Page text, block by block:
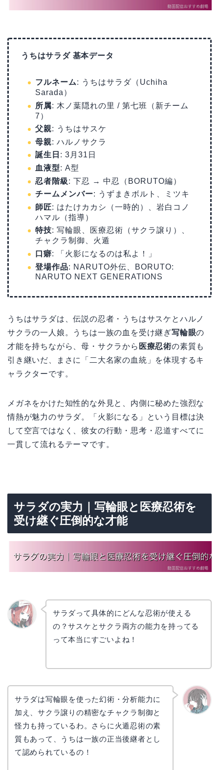
うちはサラダ 基本データ
フルネーム: うちはサラダ（Uchiha
Sarada）
所属: 木ノ葉隠れの里 / 第七班（新チーム
7）
父親: うちはサスケ
母親: ハルノサクラ
誕生日 : 3月31日
血液型: A型
忍者階級: 下忍 → 中忍（BORUTO編）
チームメンバー: うずまきボルト、ミツキ
師匠: はたけカカシ（一時的）、岩白コノ
ハマル（指導）
特技: 写輪眼、医療忍術（サクラ譲り）、
チャクラ制御、火遁
口癖: 「火影になるのは私よ！」
登場作品: NARUTO外伝、BORUTO:
NARUTO NEXT GENERATIONS
うちはサラダは、伝説の忍者・うちはサスケとハルノ
サクラの一人娘。うちは一族の血を受け継ぎ写輪眼の
才能を持ちながら、母・サクラから 医療忍術の素質も
引き継いだ、まさに「二大名家の血統」を体現するキ
ャラクターです。
メガネをかけた知性的な外見と、内側に秘めた強烈な
情熱が魅力のサラダ。「火影になる」という目標は決
して空言ではなく、彼女の行動・思考・忍道すべてに
一貫して流れるテーマです。
サラダの実力｜写輪眼と医療忍術を
受け継ぐ圧倒的な才能
サラダって具体的にどんな忍術が使える
の？サスケとサクラ両方の能力を持ってる
って本当にすごいよね！
サラダは写輪眼を使った幻術・分析能力に
加え、サクラ譲りの精密なチャクラ制御と
怪力も持っているわ。さらに火遁忍術の素
質もあって、うちは一族の正当後継者とし
て認められているの！